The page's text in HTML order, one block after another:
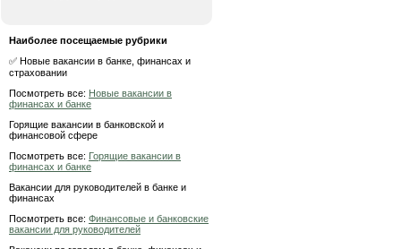
Наиболее посещаемые рубрики
✅ Новые вакансии в банке, финансах и
страховании
Посмотреть все: Новые вакансии в
финансах и банке
Горящие вакансии в банковской и
финансовой сфере
Посмотреть все: Горящие вакансии в
финансах и банке
Вакансии для руководителей в банке и
финансах
Посмотреть все: Финансовые и банковские
вакансии для руководителей